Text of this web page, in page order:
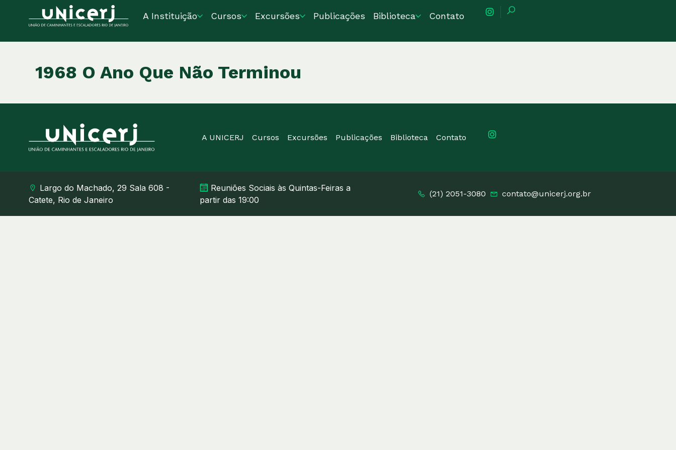
A Instituição Cursos Excursões Publicações Biblioteca Contato
1968 O Ano Que Não Terminou
A UNICERJ Cursos Excursões Publicações Biblioteca Contato
Largo do Machado, 29 Sala 608 -
Catete, Rio de Janeiro
Reuniões Sociais às Quintas-Feiras a
partir das 19:00
(21) 2051-3080 contato@unicerj.org.br